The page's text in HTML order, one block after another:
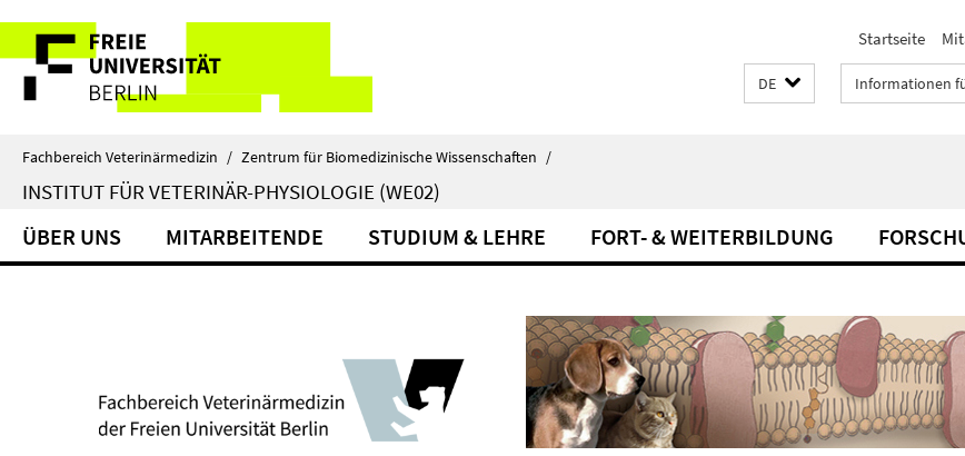
direkt
Inhalt
Service-
Navigation
Startseite
DE Informationen
Fachbereich Veterinärmedizin / Zentrum für Biomedizinische Wissenschaften /
INSTITUT FÜR VETERINÄR-PHYSIOLOGIE (WE02)
ÜBER UNS MITARBEITENDE STUDIUM & LEHRE FORT- & WEITERBILDUNG